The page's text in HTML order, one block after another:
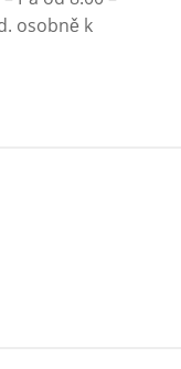
osobně k